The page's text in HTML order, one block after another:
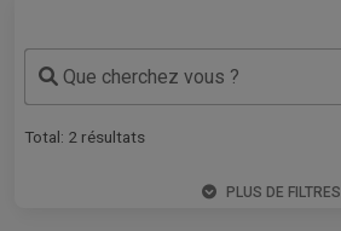
Que cherchez vous ?
Total: 2 résultats
PLUS DE FILTRES